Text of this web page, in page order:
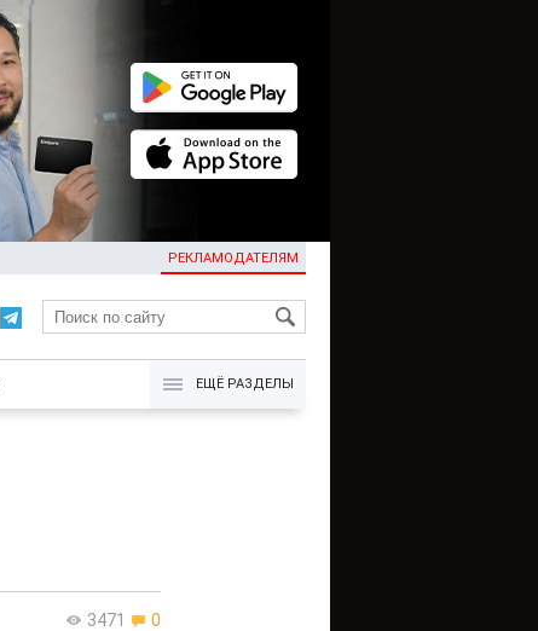
РЕКЛАМОДАТЕЛЯМ
KG
ЕЩЁ РАЗДЕЛЫ
3471 0